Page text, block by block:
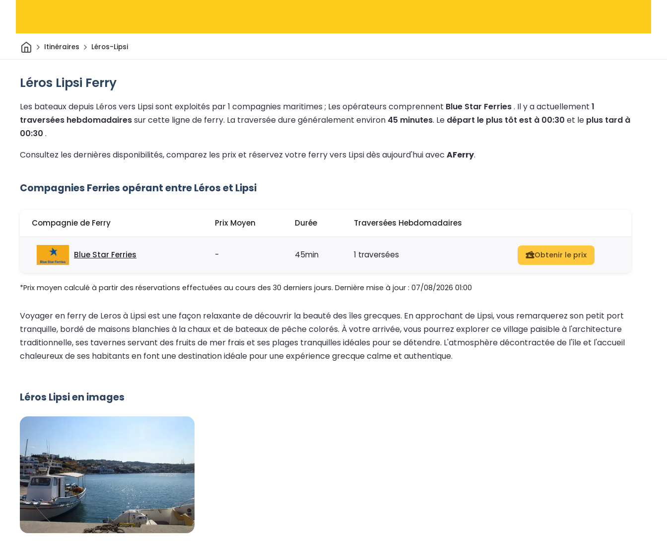
Maison
Itinéraires Léros-Lipsi
Léros Lipsi Ferry
Les bateaux depuis Léros vers Lipsi sont exploités par 1 compagnies maritimes ; Les opérateurs comprennent Blue Star Ferries. Il y a actuellement 1
traversées hebdomadairessur cette ligne de ferry. La traversée dure généralement environ 45 minutes. Le départ le plus tôt est à 00:30 et le plus tard à
00:30 .
Consultez les dernières disponibilités, comparez les prix et réservez votre ferry vers Lipsi dès aujourd'hui avec AFerry.
Compagnies Ferries opérant entre Léros et Lipsi
Compagnie de Ferry Prix Moyen Durée Traversées Hebdomadaires
Blue Star Ferries - 45min 1 traversées Obtenir le prix
*Prix moyen calculé à partir des réservations effectuées au cours des 30 derniers jours. Dernière mise à jour : 07/08/2026 01:00
Voyager en ferry de Leros à Lipsi est une façon relaxante de découvrir la beauté des îles grecques. En approchant de Lipsi, vous remarquerez son petit port
tranquille, bordé de maisons blanchies à la chaux et de bateaux de pêche colorés. À votre arrivée, vous pourrez explorer ce village paisible à l'architecture
traditionnelle, ses tavernes servant des fruits de mer frais et ses plages tranquilles idéales pour se détendre. L'atmosphère décontractée de l'île et l'accueil
chaleureux de ses habitants en font une destination idéale pour une expérience grecque calme et authentique.
Léros Lipsi en images